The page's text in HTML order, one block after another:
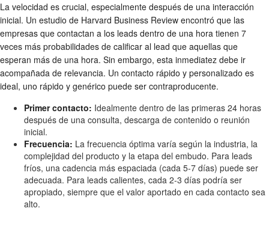
La velocidad es crucial, especialmente después de una interacción
inicial. Un estudio de Harvard Business Review encontró que las
empresas que contactan a los leads dentro de una hora tienen 7
veces más probabilidades de calificar al lead que aquellas que
esperan más de una hora. Sin embargo, esta inmediatez debe ir
acompañada de relevancia. Un contacto rápido y personalizado es
ideal, uno rápido y genérico puede ser contraproducente.
Primer contacto: Idealmente dentro de las primeras 24 horas
después de una consulta, descarga de contenido o reunión
inicial.
Frecuencia: La frecuencia óptima varía según la industria, la
complejidad del producto y la etapa del embudo. Para leads
fríos, una cadencia más espaciada (cada 5-7 días) puede ser
adecuada. Para leads calientes, cada 2-3 días podría ser
apropiado, siempre que el valor aportado en cada contacto sea
alto.